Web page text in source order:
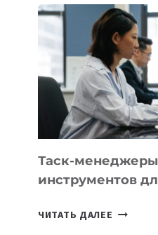
КАКИЕ
3
ЗАДАЧИ
ЕМУ
МОЖНО
УЖЕ
Таск-
инструментов
ЧИТАТЬ ДАЛЕЕ ТАСК-